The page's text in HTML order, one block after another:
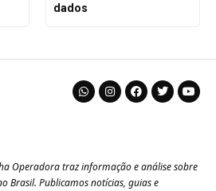
dados
Operadora traz informação e análise sobre
Brasil. Publicamos notícias, guias e